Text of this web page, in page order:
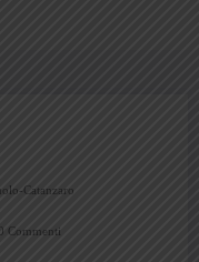
Catanzaro
Commenti